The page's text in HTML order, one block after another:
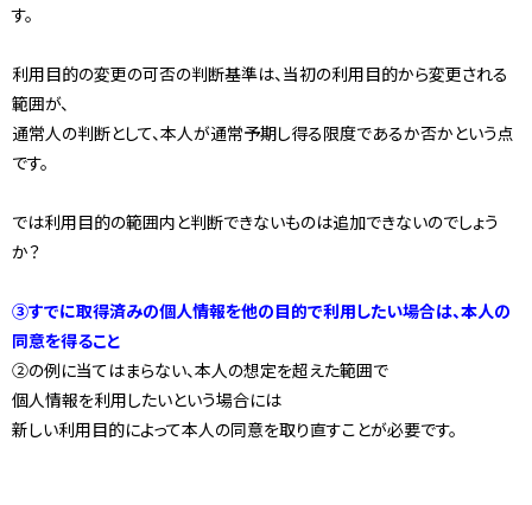
す。
利用目的の変更の可否の判断基準は、当初の利用目的から変更される
範囲が、
通常人の判断として、本人が通常予期し得る限度であるか否かという点
です。
では利用目的の範囲内と判断できないものは追加できないのでしょう
か？
③すでに取得済みの個人情報を他の目的で利用したい場合は、本人の
同意を得ること
②の例に当てはまらない、本人の想定を超えた範囲で
個人情報を利用したいという場合には
新しい利用目的によって本人の同意を取り直すことが必要です。